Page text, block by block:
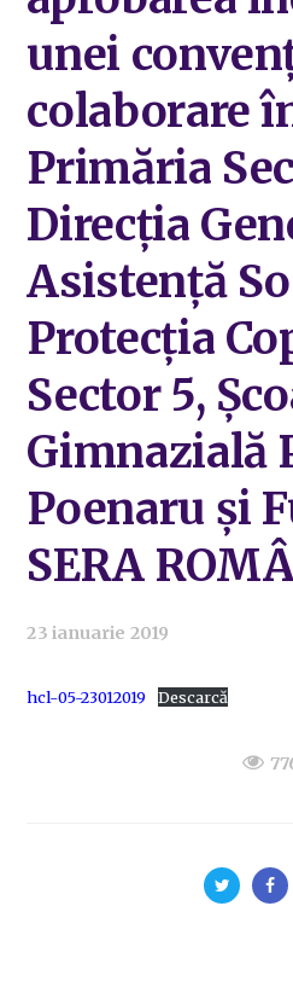
unei
colaborare
Primăria
Direcția
Asistență
Protecția
Sector 5,
Gimnazială
Poenaru și
SERA
23 ianuarie 2019
hcl-05-23012019 Descarcă